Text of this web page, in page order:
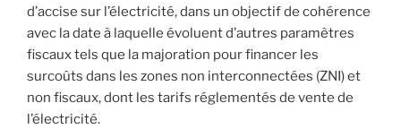
d’accise sur l’électricité, dans un objectif de cohérence
avec la date à laquelle évoluent d’autres paramètres
fiscaux tels que la majoration pour financer les
surcoûts dans les zones non interconnectées (ZNI) et
non fiscaux, dont les tarifs réglementés de vente de
l’électricité.